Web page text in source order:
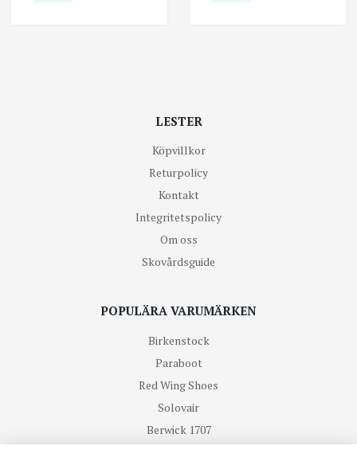
LESTER
Köpvillkor
Returpolicy
Kontakt
Integritetspolicy
Om oss
Skovårdsguide
POPULÄRA VARUMÄRKEN
Birkenstock
Paraboot
Red Wing Shoes
Solovair
Berwick 1707